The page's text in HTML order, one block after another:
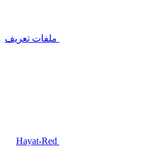
ملفات تعريف